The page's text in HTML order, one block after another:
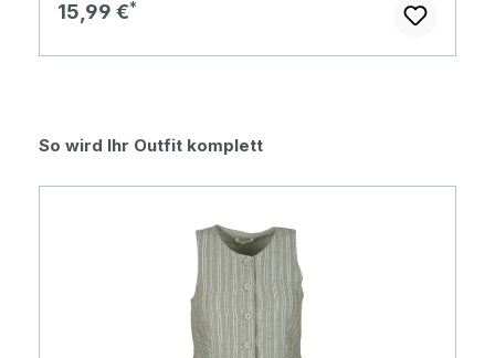
Regulärer Preis:
15,99 €
Produktgalerie überspringen
So wird Ihr Outfit komplett